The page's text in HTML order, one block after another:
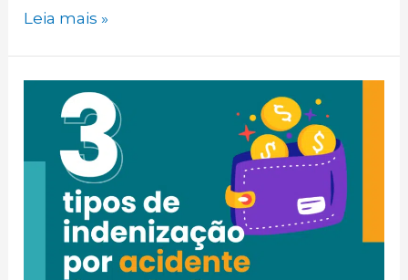
Leia mais »